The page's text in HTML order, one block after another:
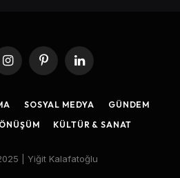
InstagramPinterestLinkedIn
SOSYAL MEDYA
GÜNDEM
KÜLTÜR & SANAT
| Yiğit Kalafatoğlu